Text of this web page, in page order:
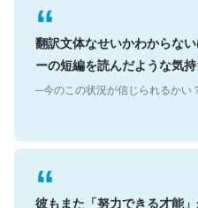
翻訳文体なせいかわからな
ーの短編を読んだような気持
彼もまた「努力できる才能」